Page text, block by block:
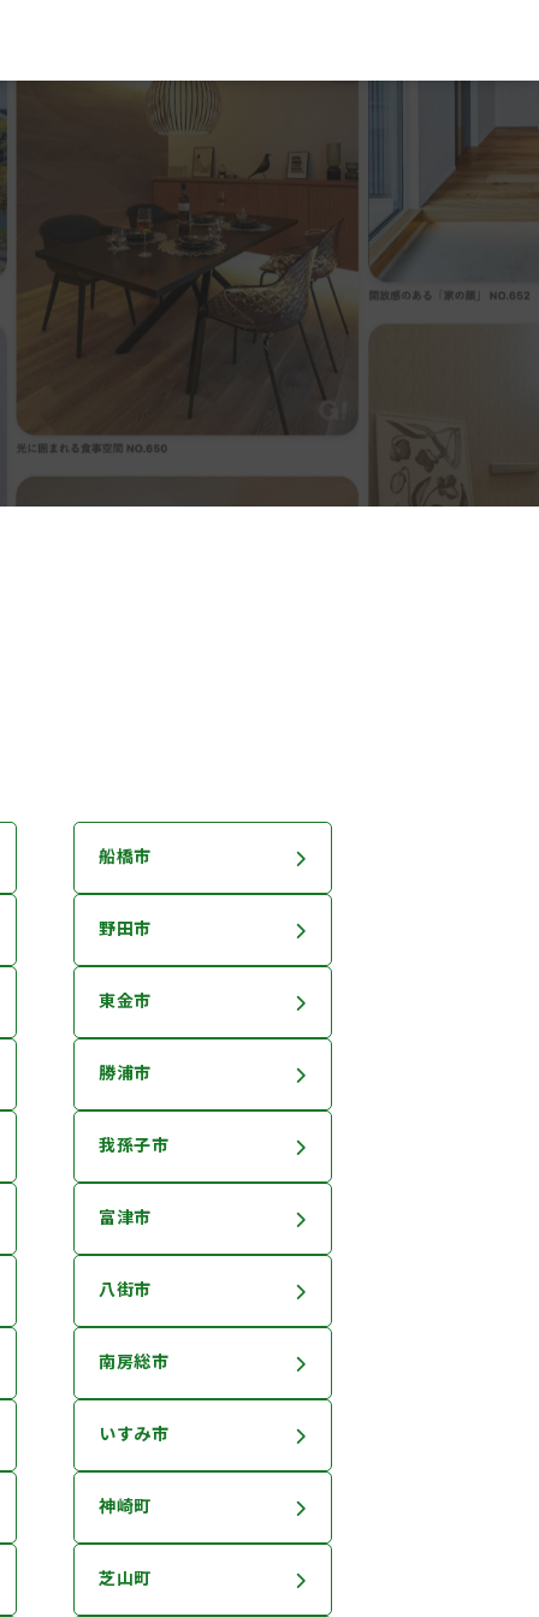
船橋市
野田市
東金市
勝浦市
我孫子市
富津市
八街市
南房総市
いすみ市
神崎町
芝山町